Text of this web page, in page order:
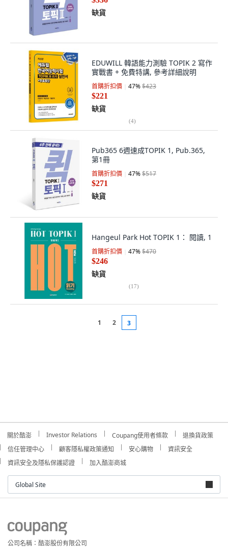
缺貨
EDUWILL 韓語能力測驗 TOPIK 2 寫作
實戰書 + 免費特講, 參考詳細說明
首購折扣價 47%$423
$221
缺貨
(4)
Pub365 6週速成TOPIK 1, Pub.365,
第1冊
首購折扣價 47%$517
$271
缺貨
Hangeul Park Hot TOPIK 1： 閱讀, 1
首購折扣價 47%$470
$246
缺貨
(17)
1 2 3
關於酷澎 Investor Relations Coupang使用者條款
退換貨政策
信任管理中心
顧客隱私權政策通知 安心購物
資訊安全
資訊安全及隱私保護認證
加入酷澎商城
Global Site
公司名稱：酷澎股份有限公司